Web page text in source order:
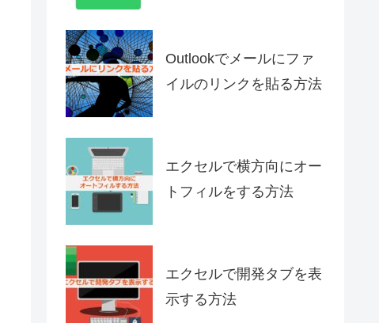
Outlookでメールにファ
イルのリンクを貼る方法
エクセルで横方向にオー
トフィルをする方法
エクセルで開発タブを表
示する方法